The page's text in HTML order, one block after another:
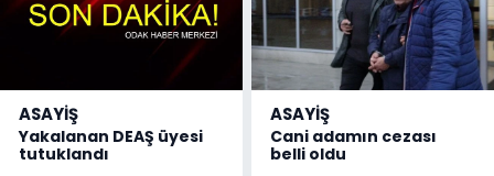
ASAYİŞ
Yakalanan DEAŞ üyesi
tutuklandı
ASAYİŞ
Cani adamın cezası
belli oldu